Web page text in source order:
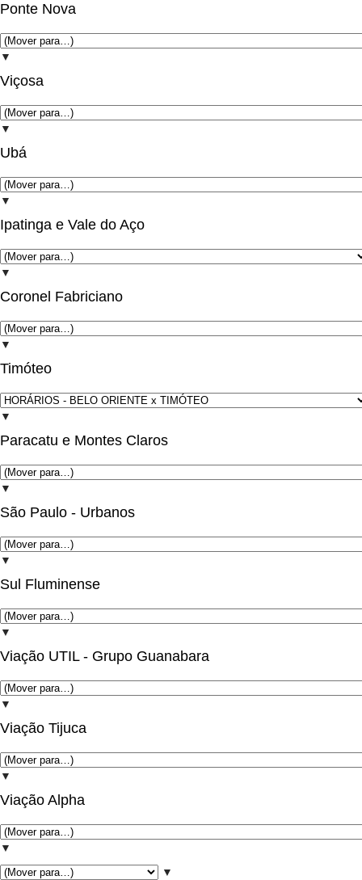
Ponte Nova
▼
Viçosa
▼
Ubá
▼
Ipatinga e Vale do Aço
▼
Coronel Fabriciano
▼
Timóteo
▼
Paracatu e Montes Claros
▼
São Paulo - Urbanos
▼
Sul Fluminense
▼
Viação UTIL - Grupo Guanabara
▼
Viação Tijuca
▼
Viação Alpha
▼
▼